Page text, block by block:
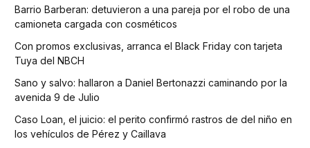
Barrio Barberan: detuvieron a una pareja por el robo de una
camioneta cargada con cosméticos
Con promos exclusivas, arranca el Black Friday con tarjeta
Tuya del NBCH
Sano y salvo: hallaron a Daniel Bertonazzi caminando por la
avenida 9 de Julio
Caso Loan, el juicio: el perito confirmó rastros de del niño en
los vehículos de Pérez y Caillava